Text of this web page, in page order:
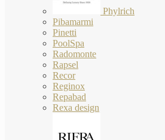
Phylrich
Pibamarmi
Pinetti
PoolSpa
Radomonte
Rapsel
Recor
Reginox
Repabad
Rexa design